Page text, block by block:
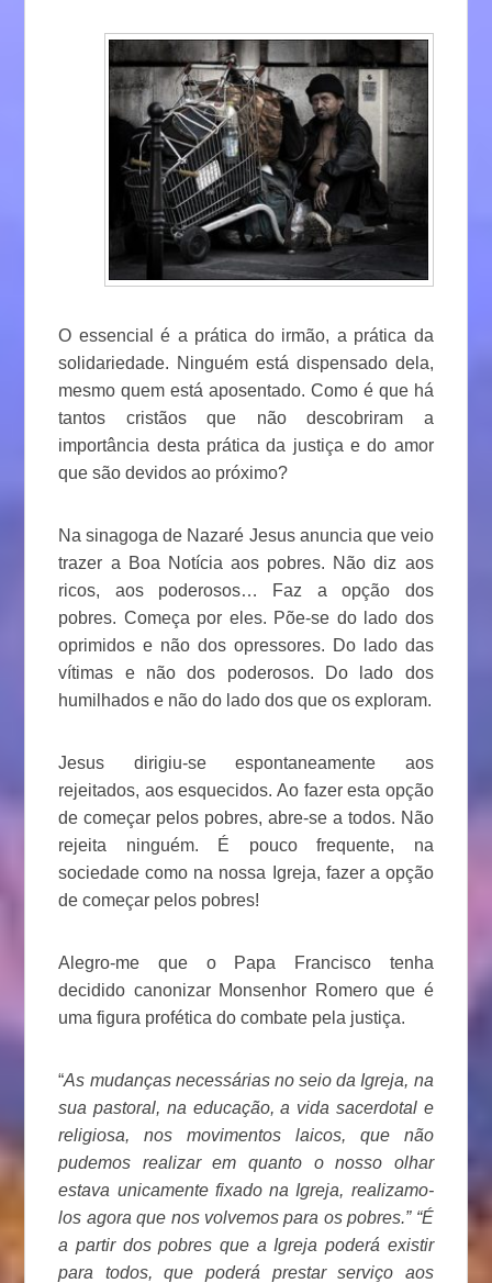
O essencial é a prática do irmão, a prática da
solidariedade. Ninguém está dispensado dela,
mesmo quem está aposentado. Como é que há
tantos cristãos que não descobriram a
importância desta prática da justiça e do amor
que são devidos ao próximo?
Na sinagoga de Nazaré Jesus anuncia que veio
trazer a Boa Notícia aos pobres. Não diz aos
ricos, aos poderosos… Faz a opção dos
pobres. Começa por eles. Põe-se do lado dos
oprimidos e não dos opressores. Do lado das
vítimas e não dos poderosos. Do lado dos
humilhados e não do lado dos que os exploram.
Jesus dirigiu-se espontaneamente aos
rejeitados, aos esquecidos. Ao fazer esta opção
de começar pelos pobres, abre-se a todos. Não
rejeita ninguém. É pouco frequente, na
sociedade como na nossa Igreja, fazer a opção
de começar pelos pobres!
Alegro-me que o Papa Francisco tenha
decidido canonizar Monsenhor Romero que é
uma figura profética do combate pela justiça.
“As mudanças necessárias no seio da Igreja, na
sua pastoral, na educação, a vida sacerdotal e
religiosa, nos movimentos laicos, que não
pudemos realizar em quanto o nosso olhar
estava unicamente fixado na Igreja, realizamo-
los agora que nos volvemos para os pobres.” “É
a partir dos pobres que a Igreja poderá existir
para todos, que poderá prestar serviço aos